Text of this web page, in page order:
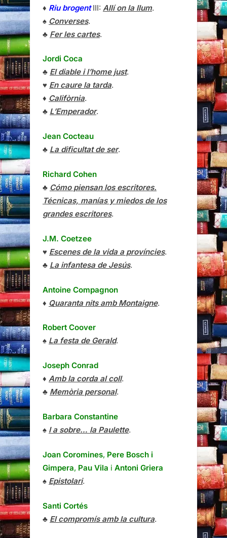
♦ Riu brogentIII: Allí on la llum.
♠ Converses.
♣ Fer les cartes.
Jordi Coca
♣ El diable i l’home just.
♥ En caure la tarda.
♦ Califòrnia.
♣ L’Emperador.
Jean Cocteau
♣ La dificultat de ser.
Richard Cohen
♣ Cómo piensan los escritores.
Técnicas, manías y miedos de los
grandes escritores.
J.M. Coetzee
♥ Escenes de la vida a províncies.
♣ La infantesa de Jesús.
Antoine Compagnon
♦ Quaranta nits amb Montaigne.
Robert Coover
♠ La festa de Gerald.
Joseph Conrad
♦ Amb la corda al coll.
♣ Memòria personal.
Barbara Constantine
♠ I a sobre… la Paulette.
Joan Coromines, Pere Bosch i
Gimpera, Pau Vila i Antoni Griera
♠ Epistolari.
Santi Cortés
♣ El compromís amb la cultura.